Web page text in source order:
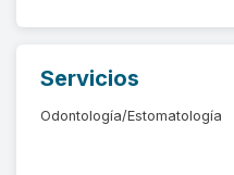
Servicios
Odontología/Estomatología